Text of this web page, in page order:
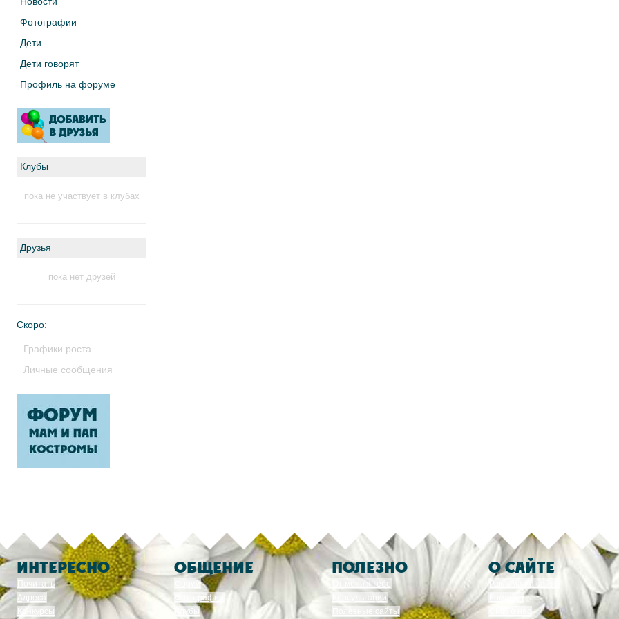
Фотографии
Дети
Дети говорят
Профиль на форуме
Клубы
пока не участвует в клубах
Друзья
пока нет друзей
Скоро:
Графики роста
Личные сообщения
ИНТЕРЕСНО
Почитать
Адреса
Конкурсы
ОБЩЕНИЕ
Форум
Фотографии
Клубы
ПОЛЕЗНО
От меня к тебе
Консультации
Полезные сайты
О САЙТЕ
Реклама на сайте